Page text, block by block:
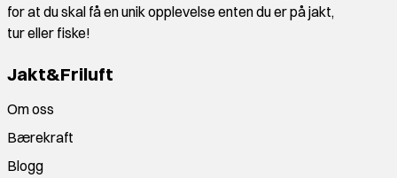
for at du skal få en unik opplevelse enten du er på jakt,
tur eller fiske!
Jakt&Friluft
Om oss
Bærekraft
Blogg